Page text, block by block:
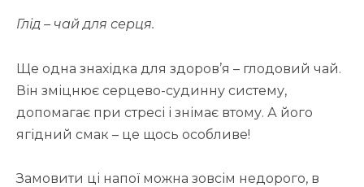
Глід – чай для серця.
Ще одна знахідка для здоров’я – глодовий чай.
Він зміцнює серцево-судинну систему,
допомагає при стресі і знімає втому. А його
ягідний смак – це щось особливе!
Замовити ці напої можна зовсім недорого, в